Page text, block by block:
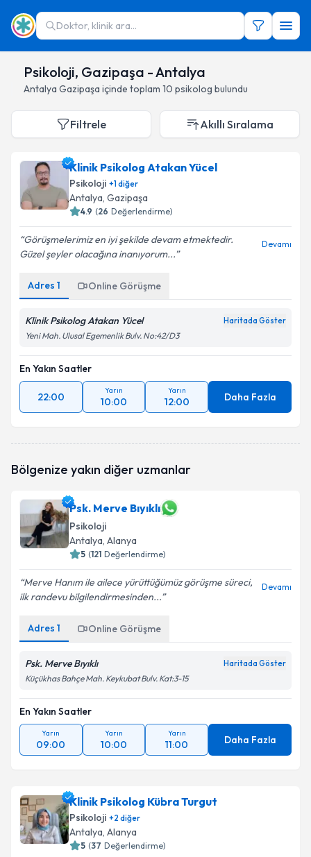
Doktor, klinik ara...
Psikoloji, Gazipaşa - Antalya
Antalya Gazipaşa içinde toplam 10 psikolog bulundu
Filtrele Akıllı Sıralama
Klinik Psikolog Atakan Yücel
Psikoloji +1diğer
Antalya, Gazipaşa
4.9 (26 Değerlendirme)
Görüşmelerimiz en iyi şekilde devam etmektedir.
Güzel şeyler olacağına inanıyorum...
Devamı
Adres 1 Online Görüşme
Klinik Psikolog Atakan Yücel Haritada Göster
Yeni Mah. Ulusal Egemenlik Bulv. No:42/D3
En Yakın Saatler
22:00
Yarın
10:00
Yarın
12:00 Daha Fazla
Bölgenize yakın diğer uzmanlar
Psk. Merve Bıyıklı
Psikoloji
Antalya, Alanya
5 (121 Değerlendirme)
Merve Hanım ile ailece yürüttüğümüz görüşme süreci,
ilk randevu bilgilendirmesinden...
Devamı
Adres 1 Online Görüşme
Psk. Merve Bıyıklı Haritada Göster
Küçükhas Bahçe Mah. Keykubat Bulv. Kat:3-15
En Yakın Saatler
Yarın
09:00
Yarın
10:00
Yarın
11:00 Daha Fazla
Klinik Psikolog Kübra Turgut
Psikoloji +2 diğer
Antalya, Alanya
5 (37 Değerlendirme)